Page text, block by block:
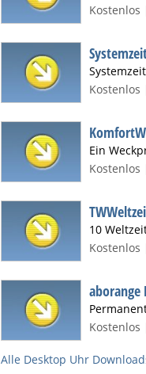
Ein
Kostenlos
10
aborange
Alle Desktop Uhr